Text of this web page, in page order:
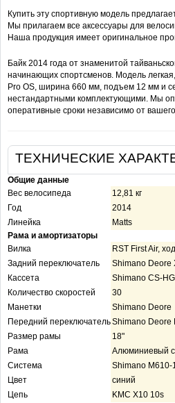
Купить эту спортивную модель
Мы прилагаем все аксессуары для
Наша продукция имеет оригинальное
Байк 2014 года от знаменитой
начинающих спортсменов. Модель
Pro OS, ширина 660 мм, подъем 12 мм и
нестандартными комплектующими. Мы
оперативные сроки независимо от
ТЕХНИЧЕСКИЕ
Общие данные
Вес велосипеда
12,81 кг
Год
2014
Линейка
Matts
Рама и амортизаторы
Вилка
RST First Air,
Задний переключатель
Shimano Deore
Кассета
Shimano CS-
Количество скоростей
30
Манетки
Shimano Deore
Передний переключательShimano Deore
Размер рамы
18"
Рама
Алюминиевый
Система
Shimano
Цвет
синий
Цепь
KMC X10 10s